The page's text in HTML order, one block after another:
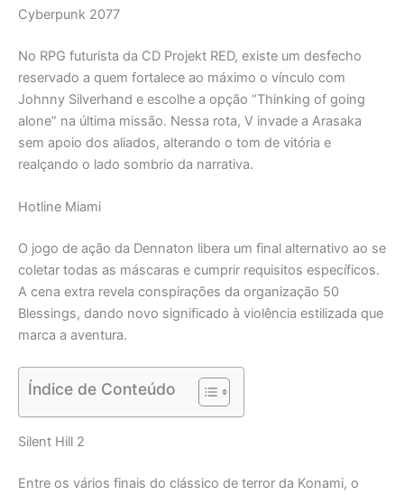
Cyberpunk 2077
No RPG futurista da CD Projekt RED, existe um desfecho
reservado a quem fortalece ao máximo o vínculo com
Johnny Silverhand e escolhe a opção “Thinking of going
alone” na última missão. Nessa rota, V invade a Arasaka
sem apoio dos aliados, alterando o tom de vitória e
realçando o lado sombrio da narrativa.
Hotline Miami
O jogo de ação da Dennaton libera um final alternativo ao se
coletar todas as máscaras e cumprir requisitos específicos.
A cena extra revela conspirações da organização 50
Blessings, dando novo significado à violência estilizada que
marca a aventura.
Índice de Conteúdo
Silent Hill 2
Entre os vários finais do clássico de terror da Konami, o